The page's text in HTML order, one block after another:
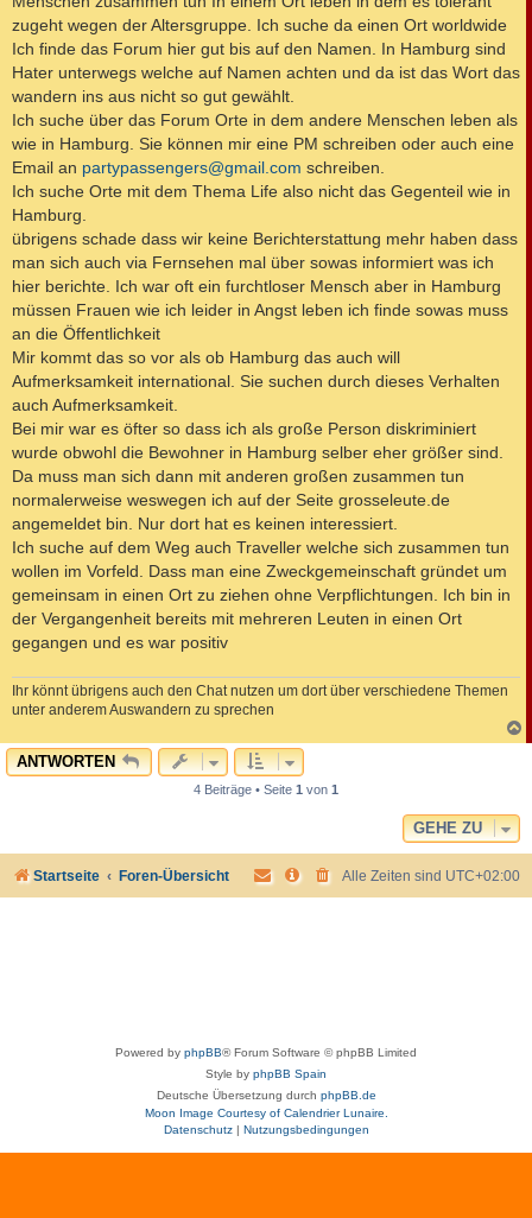
zugeht wegen der Altersgruppe. Ich suche da einen Ort worldwide
Ich finde das Forum hier gut bis auf den Namen. In Hamburg sind
Hater unterwegs welche auf Namen achten und da ist das Wort das
wandern ins aus nicht so gut gewählt.
Ich suche über das Forum Orte in dem andere Menschen leben als
wie in Hamburg. Sie können mir eine PM schreiben oder auch eine
Email an partypassengers@gmail.com schreiben.
Ich suche Orte mit dem Thema Life also nicht das Gegenteil wie in
Hamburg.
übrigens schade dass wir keine Berichterstattung mehr haben dass
man sich auch via Fernsehen mal über sowas informiert was ich
hier berichte. Ich war oft ein furchtloser Mensch aber in Hamburg
müssen Frauen wie ich leider in Angst leben ich finde sowas muss
an die Öffentlichkeit
Mir kommt das so vor als ob Hamburg das auch will
Aufmerksamkeit international. Sie suchen durch dieses Verhalten
auch Aufmerksamkeit.
Bei mir war es öfter so dass ich als große Person diskriminiert
wurde obwohl die Bewohner in Hamburg selber eher größer sind.
Da muss man sich dann mit anderen großen zusammen tun
normalerweise weswegen ich auf der Seite grosseleute.de
angemeldet bin. Nur dort hat es keinen interessiert.
Ich suche auf dem Weg auch Traveller welche sich zusammen tun
wollen im Vorfeld. Dass man eine Zweckgemeinschaft gründet um
gemeinsam in einen Ort zu ziehen ohne Verpflichtungen. Ich bin in
der Vergangenheit bereits mit mehreren Leuten in einen Ort
gegangen und es war positiv
Ihr könnt übrigens auch den Chat nutzen um dort über verschiedene Themen
unter anderem Auswandern zu sprechen
a
ANTWORTEN
4 Beiträge • Seite 1 von 1
GEHE ZU
Startseite Foren-Übersicht Alle Zeiten sind UTC+02:00
Powered by phpBB® Forum Software © phpBB Limited
Style by phpBB Spain
Deutsche Übersetzung durch phpBB.de
Moon Image Courtesy of Calendrier Lunaire.
Datenschutz| Nutzungsbedingungen